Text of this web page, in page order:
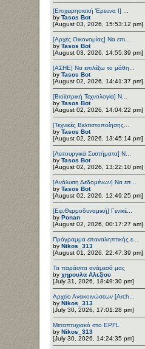
[Επιχειρησιακή Έρευνα Ι] ...
by Tasos Bot
[August 03, 2026, 15:53:12 pm]
[Αρχές Οικονομίας] Να επι...
by Tasos Bot
[August 03, 2026, 14:55:39 pm]
[ΑΣΗΕ] Να επιλέξω το μάθη...
by Tasos Bot
[August 02, 2026, 14:41:37 pm]
[Βιοϊατρική Τεχνολογία] Ν...
by Tasos Bot
[August 02, 2026, 14:04:22 pm]
[Τεχνικές Βελτιστοποίησης...
by Tasos Bot
[August 02, 2026, 13:45:14 pm]
[Λειτουργικά Συστήματα] Ν...
by Tasos Bot
[August 02, 2026, 13:22:10 pm]
[Ανάλυση Δεδομένων] Να επ...
by Tasos Bot
[August 02, 2026, 12:49:25 pm]
[Εφ.Θερμοδυναμική] Γενικέ...
by Ponan
[August 02, 2026, 00:17:27 am]
Πρόγραμμα επαναληπτικής ε...
by Nikos_313
[August 01, 2026, 22:47:39 pm]
Τα παράσιτα ανάμεσά μας
by χηρουλα Αλεξίου
[July 31, 2026, 18:49:30 pm]
Αρχείο Ανακοινώσεων [Arch...
by Nikos_313
[July 30, 2026, 17:01:28 pm]
Μεταπτυχιακό στο EPFL
by Nikos_313
[July 30, 2026, 14:24:35 pm]